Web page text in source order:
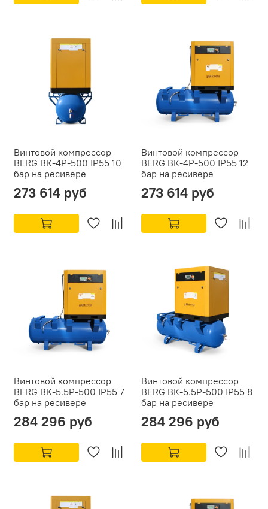
Винтовой компрессор
BERG ВК-4Р-500 IP55 10
бар на ресивере
273 614 руб
Винтовой компрессор
BERG ВК-4Р-500 IP55 12
бар на ресивере
273 614 руб
Винтовой компрессор
BERG ВК-5.5Р-500 IP55 7
бар на ресивере
284 296 руб
Винтовой компрессор
BERG ВК-5.5Р-500 IP55 8
бар на ресивере
284 296 руб